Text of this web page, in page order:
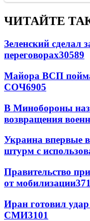
ЧИТАЙТЕ
Зеленский сделал
переговорах30589
Майора ВСП
СОЧ6905
В Минобороны
возвращения
Украина впервые
штурм с
Правительство
от мобилизации
Иран готовил
СМИ3101